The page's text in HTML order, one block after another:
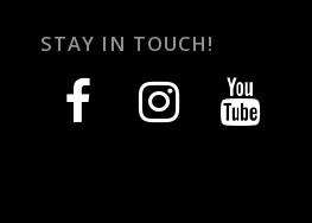
STAY IN TOUCH!
facebook instagram youtube